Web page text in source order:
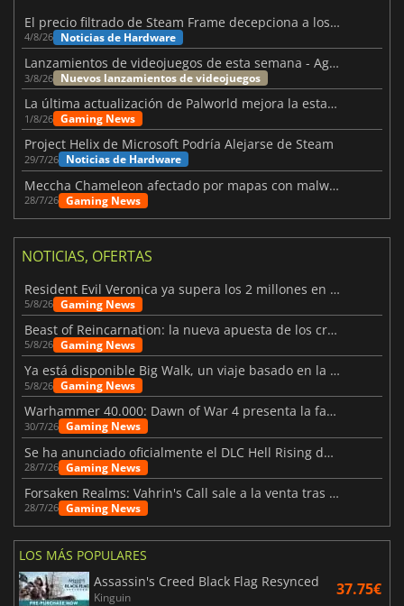
El precio filtrado de Steam Frame decepciona a los usuarios
4/8/26 Noticias de Hardware
Lanzamientos de videojuegos de esta semana - Agosto de 2026 (semana 32)
3/8/26 Nuevos lanzamientos de videojuegos
La última actualización de Palworld mejora la estabilidad
1/8/26 Gaming News
Project Helix de Microsoft Podría Alejarse de Steam
29/7/26 Noticias de Hardware
Meccha Chameleon afectado por mapas con malware y Discord
28/7/26 Gaming News
NOTICIAS, OFERTAS
Resident Evil Veronica ya supera los 2 millones en listas de deseados
5/8/26 Gaming News
Beast of Reincarnation: la nueva apuesta de los creadores de Pokémon
5/8/26 Gaming News
Ya está disponible Big Walk, un viaje basado en la amistad
5/8/26 Gaming News
Warhammer 40.000: Dawn of War 4 presenta la facción de los Necrones
30/7/26 Gaming News
Se ha anunciado oficialmente el DLC Hell Rising de Nioh 3
28/7/26 Gaming News
Forsaken Realms: Vahrin's Call sale a la venta tras una década
28/7/26 Gaming News
LOS MÁS POPULARES
Assassin's Creed Black Flag Resynced
Kinguin 37.75€